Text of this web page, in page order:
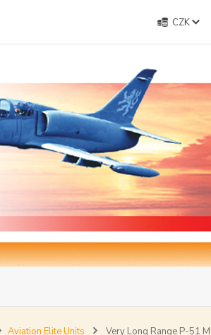
CZK
Aviation Elite Units Very Long Range P-51